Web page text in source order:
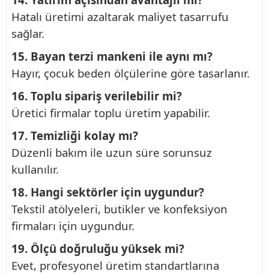
Hatalı üretimi azaltarak maliyet tasarrufu
sağlar.
15. Bayan terzi mankeni ile aynı mı?
Hayır, çocuk beden ölçülerine göre tasarlanır.
16. Toplu sipariş verilebilir mi?
Üretici firmalar toplu üretim yapabilir.
17. Temizliği kolay mı?
Düzenli bakım ile uzun süre sorunsuz
kullanılır.
18. Hangi sektörler için uygundur?
Tekstil atölyeleri, butikler ve konfeksiyon
firmaları için uygundur.
19. Ölçü doğruluğu yüksek mi?
Evet, profesyonel üretim standartlarına